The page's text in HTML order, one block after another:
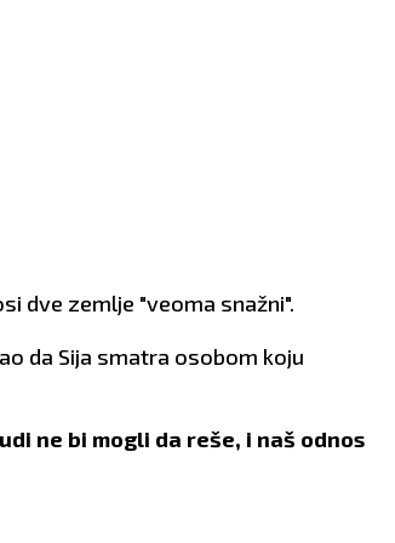
dve zemlje "veoma snažni".
da Sija smatra osobom koju
ne bi mogli da reše, i naš odnos